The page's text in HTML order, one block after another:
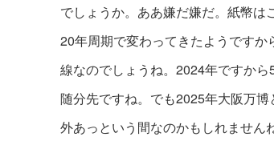
でしょうか。ああ嫌だ嫌だ。紙幣は
20年周期で変わってきたようですか
線なのでしょうね。 2024年ですから
随分先ですね。でも2025年大阪万博
外あっという間なのかもしれません